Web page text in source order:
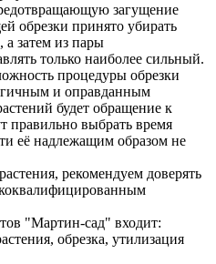
загущение
обрезки принято убирать
а затем из пары
только наиболее сильный.
процедуры обрезки
и оправданным
будет обращение к
правильно выбрать время
её надлежащим образом не
рекомендуем доверять
"Мартин-сад" входит:
обрезка, утилизация